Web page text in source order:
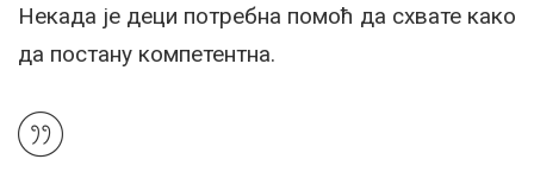
Некада је деци потребна помоћ да схвате како
да постану компетентна.